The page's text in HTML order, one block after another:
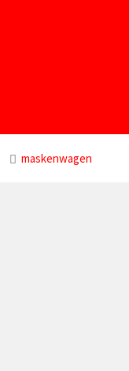
maskenwagen